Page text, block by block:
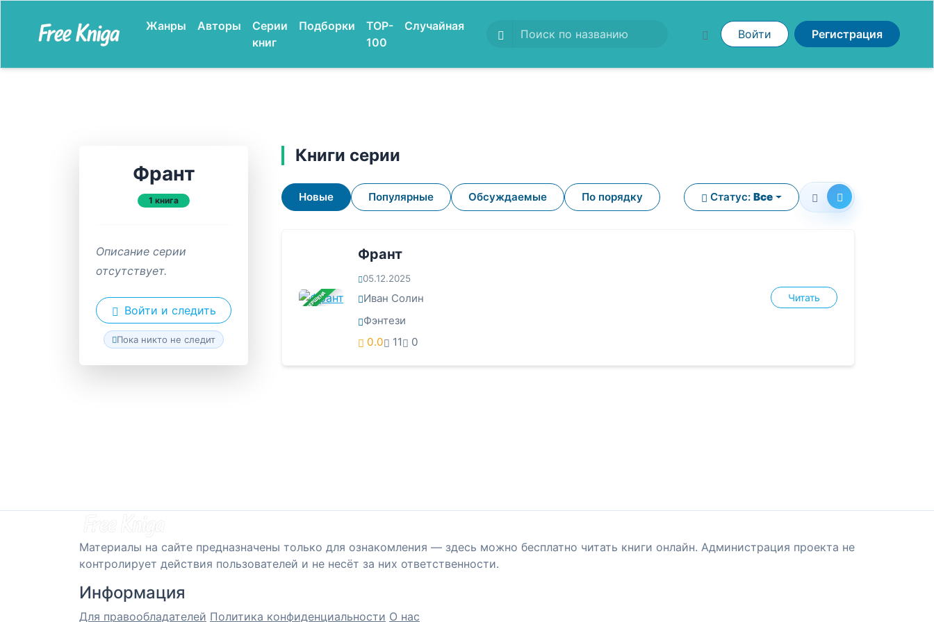
Жанры Авторы
Серии
книг
Подборки
TOP-
100
Случайная
Войти Регистрация
Франт
1 книга
Описание серии
отсутствует.
Войти и следить
Пока никто не следит
Книги серии
Новые Популярные Обсуждаемые По порядку Статус: Все
ЗАВЕРШЕНА
Франт
05.12.2025
Иван Солин
Фэнтези
0.0
11 0
Читать
Материалы на сайте предназначены только для ознакомления — здесь можно бесплатно читать книги онлайн. Администрация проекта не
контролирует действия пользователей и не несёт за них ответственности.
Информация
Для правообладателей Политика конфиденциальности О нас